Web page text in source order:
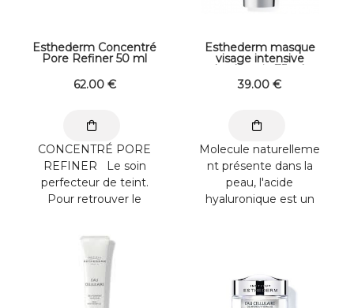
Esthederm Concentré
Pore Refiner 50 ml
62.00 €
CONCENTRÉ PORE
REFINER Le soin
perfecteur de teint.
Pour retrouver le
Esthederm masque
visage intensive
hyaluronic 75 ml
39.00 €
Molecule naturelleme
nt présente dans la
peau, l'acide
hyaluronique est un